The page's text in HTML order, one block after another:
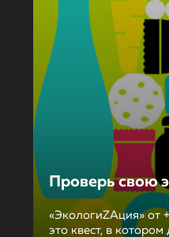
Проверь свою
«ЭкологиZAция»
это квест, в